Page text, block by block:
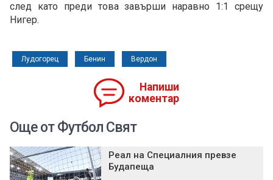
след като преди това завърши наравно 1:1 срещу
Нигер.
Лудогорец Бенин Вердон
Напиши
коментар
Още от Футбол Свят
Реал на Специалния превзе
Будапеща